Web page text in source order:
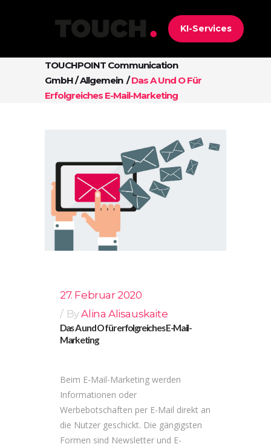
KI-Services
TOUCHPOINT Communication
GmbH/Allgemein /Das A Und O Für
Erfolgreiches E-Mail-Marketing
27. Februar 2020
ByAlina Alisauskaite
Das A und O für erfolgreiches E-Mail-
Marketing
Beim E-Mail-Marketing werden
Informationen oder
Werbebotschaften per E-Mail direkt an
die Nutzer geschickt. Die gängigsten
Formen sind Newsletter und E-